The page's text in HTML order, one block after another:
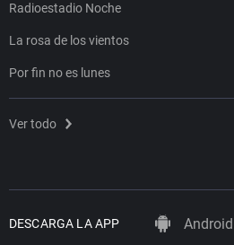
Radioestadio Noche
La rosa de los vientos
Por fin no es lunes
Ver todo
DESCARGA LA APP Android